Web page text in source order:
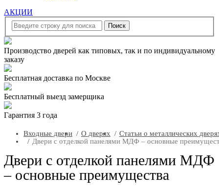
АКЦИИ
Производство дверей как типовых, так и по индивидуальному
заказу
Бесплатная доставка по Москве
Бесплатный выезд замерщика
Гарантия 3 года
Входные двери О дверях
Статьи о металлических
Двери с отделкой панелями МДФ – основные
Двери с отделкой панелями МДФ
– основные преимущества